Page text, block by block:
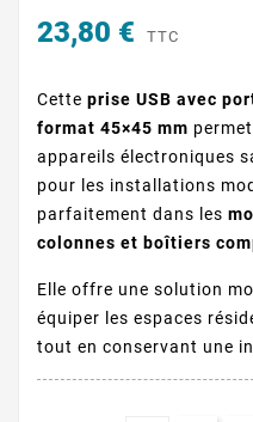
23,80 € TTC
Cette prise USB avec
format 45×45 mm
appareils électroniques
pour les installations
parfaitement dans les
colonnes et boîtiers
Elle offre une solution
équiper les espaces
tout en conservant une